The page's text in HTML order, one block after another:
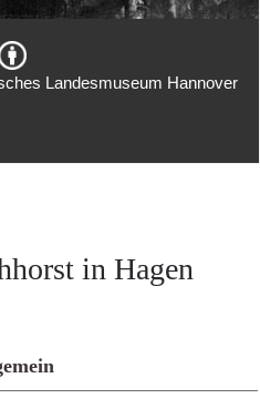
Landesmuseum Hannover
in Hagen